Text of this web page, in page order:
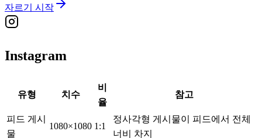
자르기 시작
Instagram
유형 치수
비
율
참고
피드 게시
물
1080×1080 1:1
정사각형 게시물이 피드에서 전체
너비 차지